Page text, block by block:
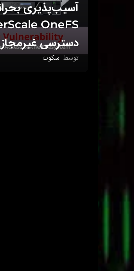
دسترسی
توسط سکوت